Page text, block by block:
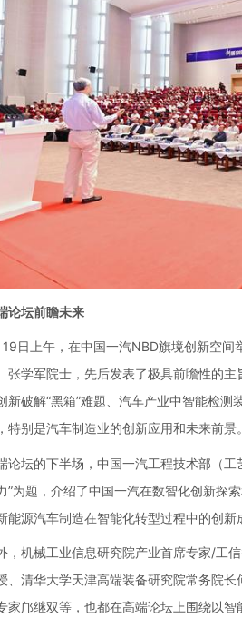
论坛前瞻未来
19日上午，在中国一汽NBD旗境创新空间
张学军院士，先后发表了极具前瞻性的
新破解“黑箱”难题、汽车产业中智能检
特别是汽车制造业的创新应用和未来前景。
论坛的下半场，中国一汽工程技术部（
”为题，介绍了中国一汽在数智化创新探
能源汽车制造在智能化转型过程中的创新
，机械工业信息研究院产业首席专家/工
、清华大学天津高端装备研究院常务院
家邝继双等，也都在高端论坛上围绕以